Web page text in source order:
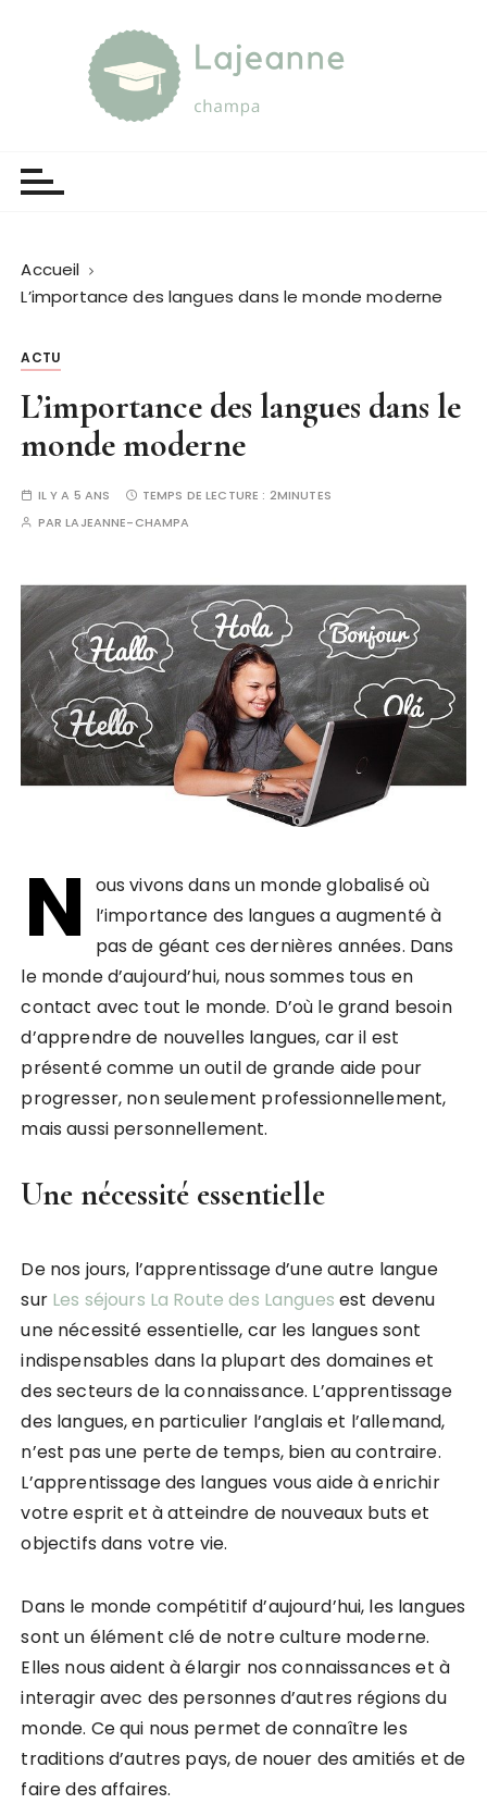
Accueil
L’importance des langues dans le monde moderne
ACTU
L’importance des langues dans le
monde moderne
IL Y A 5 ANS TEMPS DE LECTURE : 2MINUTES
PARLAJEANNE-CHAMPA
N
ous vivons dans un monde globalisé où
l’importance des langues a augmenté à
pas de géant ces dernières années. Dans
le monde d’aujourd’hui, nous sommes tous en
contact avec tout le monde. D’où le grand besoin
d’apprendre de nouvelles langues, car il est
présenté comme un outil de grande aide pour
progresser, non seulement professionnellement,
mais aussi personnellement.
Une nécessité essentielle
De nos jours, l’apprentissage d’une autre langue
sur Les séjours La Route des Langues est devenu
une nécessité essentielle, car les langues sont
indispensables dans la plupart des domaines et
des secteurs de la connaissance. L’apprentissage
des langues, en particulier l’anglais et l’allemand,
n’est pas une perte de temps, bien au contraire.
L’apprentissage des langues vous aide à enrichir
votre esprit et à atteindre de nouveaux buts et
objectifs dans votre vie.
Dans le monde compétitif d’aujourd’hui, les langues
sont un élément clé de notre culture moderne.
Elles nous aident à élargir nos connaissances et à
interagir avec des personnes d’autres régions du
monde. Ce qui nous permet de connaître les
traditions d’autres pays, de nouer des amitiés et de
faire des affaires.